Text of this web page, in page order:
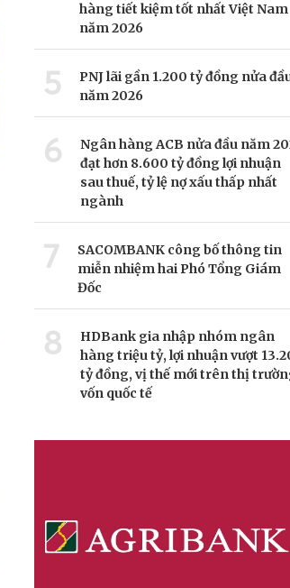
hàng tiết kiệm tốt nhất Việt Nam
năm 2026
5
PNJ lãi gần 1.200 tỷ đồng nửa
năm 2026
6
Ngân hàng ACB nửa đầu năm
đạt hơn 8.600 tỷ đồng lợi nhuận
sau thuế, tỷ lệ nợ xấu thấp nhất
ngành
7
SACOMBANK công bố thông tin
miễn nhiệm hai Phó Tổng Giám
Đốc
8
HDBank gia nhập nhóm ngân
hàng triệu tỷ, lợi nhuận vượt
tỷ đồng, vị thế mới trên thị
vốn quốc tế